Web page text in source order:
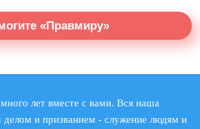
«Правмиру»
лет вместе с вами. Вся наша
и призванием - служение людям и